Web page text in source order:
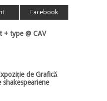
Facebook
+ type @ CAV
de Grafică